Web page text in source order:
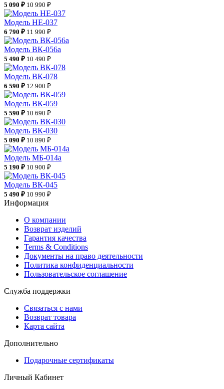
5 090 ₽ 10 990 ₽
Модель НЕ-037
6 790 ₽ 11 990 ₽
Модель ВК-056а
5 490 ₽ 10 490 ₽
Модель ВК-078
6 590 ₽ 12 900 ₽
Модель ВК-059
5 590 ₽ 10 690 ₽
Модель ВК-030
5 090 ₽ 10 890 ₽
Модель МБ-014а
5 190 ₽ 10 900 ₽
Модель ВК-045
5 490 ₽ 10 990 ₽
Информация
О компании
Возврат изделий
Гарантия качества
Terms & Conditions
Документы на право деятельности
Политика конфиденциальности
Пользовательское соглашение
Служба поддержки
Связаться с нами
Возврат товара
Карта сайта
Дополнительно
Подарочные сертификаты
Личный Кабинет